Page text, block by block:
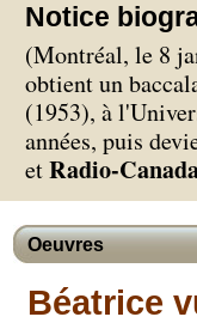
Notice
(Montréal, le 8
obtient un
(1953), à
années, puis
etRadio-
Oeuvres
Béatrice